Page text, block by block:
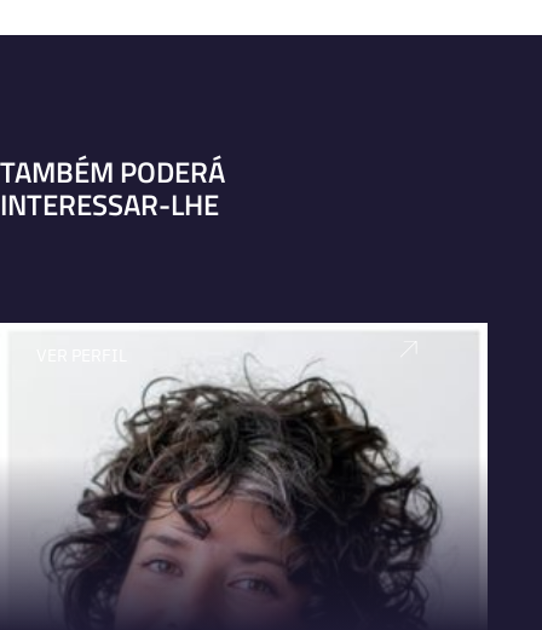
TAMBÉM PODERÁ
INTERESSAR-LHE